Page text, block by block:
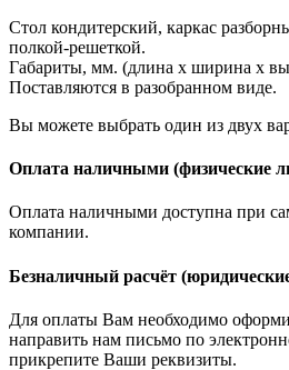
Стол кондитерский, каркас
полкой-решеткой.
Габариты, мм. (длина х ширина х
Поставляются в разобранном виде.
Вы можете выбрать один из двух
Оплата наличными (физические
Оплата наличными доступна при
компании.
Безналичный расчёт
Для оплаты Вам необходимо
направить нам письмо по
прикрепите Ваши реквизиты.